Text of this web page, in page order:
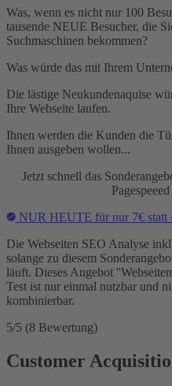
Was, wenn es nicht nur 100
tausende NEUE Besucher, die
Suchmaschinen bekommen?
Was würde das mit Ihrem
Die lästige Neukundenaquise
Ihre Webseite laufen.
Ihnen werden die Kunden die
Ihnen ausgeben wollen...
Jetzt schnell das
NUR HEUTE für nur 7€ statt
Die Webseiten SEO Analyse
solange zu diesem
läuft. Dieses Angebot
Test ist nur einmal nutzbar und
kombinierbar.
5/5 (8 Bewertung)
Customer